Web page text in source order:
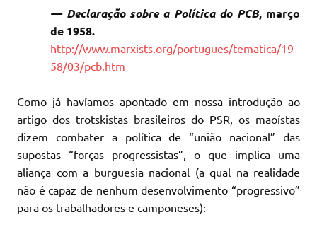
— Declaração sobre a Política do PCB, março
de 1958.
http://www.marxists.org/portugues/tematica/19
58/03/pcb.htm
Como já havíamos apontado em nossa introdução ao
artigo dos trotskistas brasileiros do PSR, os maoístas
dizem combater a política de “união nacional” das
supostas “forças progressistas”, o que implica uma
aliança com a burguesia nacional (a qual na realidade
não é capaz de nenhum desenvolvimento “progressivo”
para os trabalhadores e camponeses):